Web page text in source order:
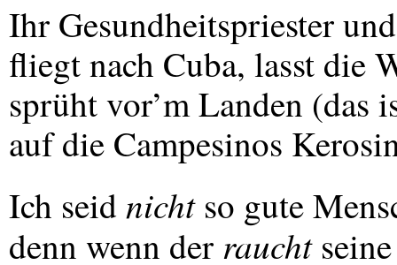
Ihr Gesundheitspriester
fliegt nach Cuba, lasst die
sprüht vor’m Landen (das
auf die Campesinos
Ich seidnichtso gute
denn wenn der rauchtseine